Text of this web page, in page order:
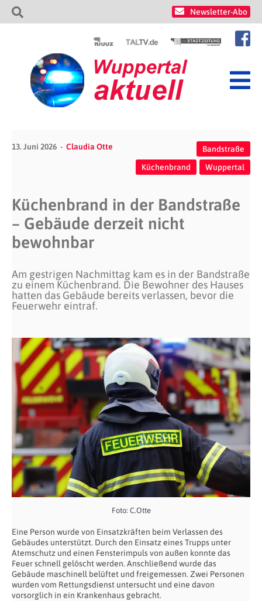
Newsletter-Abo
13. Juni 2026 Claudia Otte
Bandstraße
Küchenbrand
Wuppertal
Küchenbrand in der Bandstraße
– Gebäude derzeit nicht
bewohnbar
Am gestrigen Nachmittag kam es in der Bandstraße
zu einem Küchenbrand. Die Bewohner des Hauses
hatten das Gebäude bereits verlassen, bevor die
Feuerwehr eintraf.
Foto: C.Otte
Eine Person wurde von Einsatzkräften beim Verlassen des
Gebäudes unterstützt. Durch den Einsatz eines Trupps unter
Atemschutz und einen Fensterimpuls von außen konnte das
Feuer schnell gelöscht werden. Anschließend wurde das
Gebäude maschinell belüftet und freigemessen. Zwei Personen
wurden vom Rettungsdienst untersucht und eine davon
vorsorglich in ein Krankenhaus gebracht.